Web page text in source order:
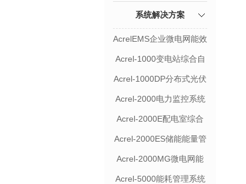
系统解决方案
AcrelEMS企业微电网能效
管理平台
Acrel-1000变电站综合自
Acrel-1000DP分布式光伏
监控系统
Acrel-2000电力监控系统
Acrel-2000E配电室综合
监控系统
Acrel-2000ES储能能量管
Acrel-2000MG微电网能
量管理系统
Acrel-5000能耗管理系统